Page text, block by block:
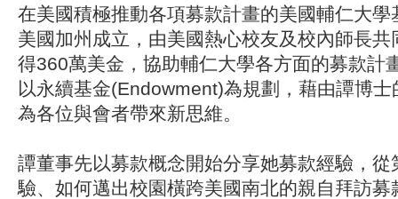
在美國積極推動各項募款計畫的美國輔仁大
美國加州成立，由美國熱心校友及校內師長
得360萬美金，協助輔仁大學各方面的募款計
以永續基金(Endowment)為規劃，藉由譚博
為各位與會者帶來新思維。
譚董事先以募款概念開始分享她募款經驗，從
驗、如何邁出校園橫跨美國南北的親自拜訪募